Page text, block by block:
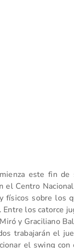
este fin de
el Centro
físicos sobre los
los catorce
y Graciliano
trabajarán el
el swing